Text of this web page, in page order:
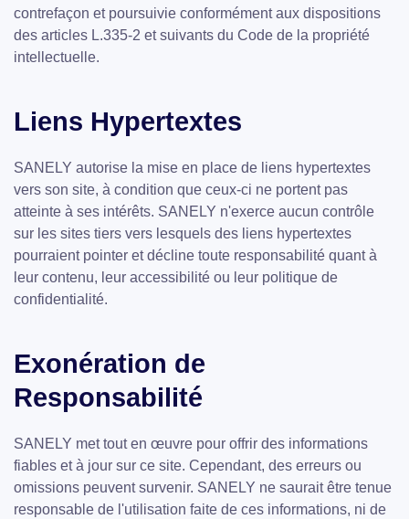
contrefaçon et poursuivie conformément aux dispositions
des articles L.335-2 et suivants du Code de la propriété
intellectuelle.
Liens Hypertextes
SANELY autorise la mise en place de liens hypertextes
vers son site, à condition que ceux-ci ne portent pas
atteinte à ses intérêts. SANELY n'exerce aucun contrôle
sur les sites tiers vers lesquels des liens hypertextes
pourraient pointer et décline toute responsabilité quant à
leur contenu, leur accessibilité ou leur politique de
confidentialité.
Exonération de
Responsabilité
SANELY met tout en œuvre pour offrir des informations
fiables et à jour sur ce site. Cependant, des erreurs ou
omissions peuvent survenir. SANELY ne saurait être tenue
responsable de l'utilisation faite de ces informations, ni de